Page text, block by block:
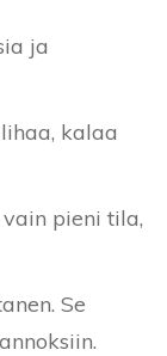
ja
kalaa
pieni tila,
Se